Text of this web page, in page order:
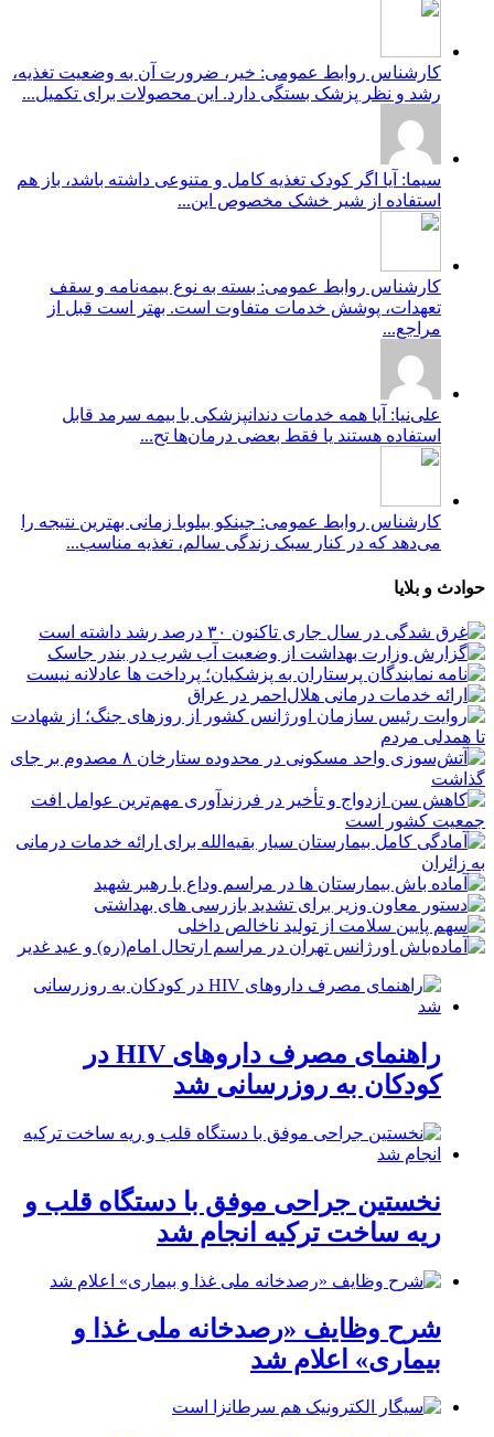
کارشناس روابط عمومی: خیر، ضرورت آن به وضعیت تغذیه،
رشد و نظر پزشک بستگی دارد. این محصولات برای تکمیل...
سیما: آیا اگر کودک تغذیه کامل و متنوعی داشته باشد، باز هم
استفاده از شیر خشک مخصوص این...
کارشناس روابط عمومی: بسته به نوع بیمه‌نامه و سقف
تعهدات، پوشش خدمات متفاوت است. بهتر است قبل از
مراجع...
علی‌نیا: آیا همه خدمات دندانپزشکی با بیمه سرمد قابل
استفاده هستند یا فقط بعضی درمان‌ها تح...
کارشناس روابط عمومی: جینکو بیلوبا زمانی بهترین نتیجه را
می‌دهد که در کنار سبک زندگی سالم، تغذیه مناسب...
حوادث و بلایا
راهنمای مصرف داروهای HIV در
کودکان به روزرسانی شد
نخستین جراحی موفق با دستگاه قلب و
ریه ساخت ترکیه انجام شد
شرح وظایف «رصدخانه ملی غذا و
بیماری» اعلام شد